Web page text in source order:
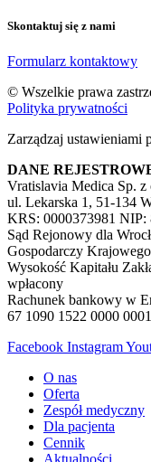
Skontaktuj się z nami
Formularz kontaktowy
© Wszelkie prawa
Polityka prywatności
Zarządzaj ustawieniami
DANE
Vratislavia Medica Sp. z
ul. Lekarska 1, 51-134
KRS: 0000373981 NIP:
Sąd Rejonowy dla
Gospodarczy
Wysokość Kapitału
wpłacony
Rachunek bankowy w
67 1090 1522 0000
Facebook Instagram
O nas
Oferta
Zespół medyczny
Dla pacjenta
Cennik